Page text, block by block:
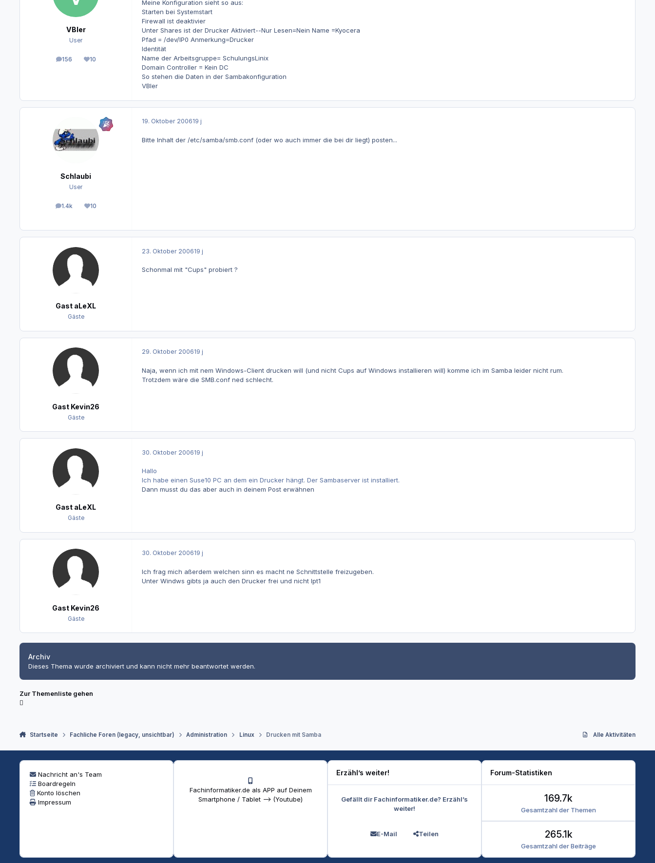
VBler
User
156
Beiträge 10
Reputation
Meine Konfiguration sieht so aus:
Starten bei Systemstart
Firewall ist deaktivier
Unter Shares ist der Drucker Aktiviert--Nur Lesen=Nein Name =Kyocera
Pfad = /dev/lP0 Anmerkung=Drucker
Identität
Name der Arbeitsgruppe= SchulungsLinix
Domain Controller = Kein DC
So stehen die Daten in der Sambakonfiguration
VBler
Schlaubi
User
1.4k
Beiträge 10
Reputation
19. Oktober 200619 j
Bitte Inhalt der /etc/samba/smb.conf (oder wo auch immer die bei dir liegt) posten...
Gast aLeXL
Gäste
23. Oktober 200619 j
Schonmal mit "Cups" probiert ?
Gast Kevin26
Gäste
29. Oktober 200619 j
Naja, wenn ich mit nem Windows-Client drucken will (und nicht Cups auf Windows installieren will) komme ich im Samba leider nicht rum.
Trotzdem wäre die SMB.conf ned schlecht.
Gast aLeXL
Gäste
30. Oktober 200619 j
Hallo
Ich habe einen Suse10 PC an dem ein Drucker hängt. Der Sambaserver ist installiert.
Dann musst du das aber auch in deinem Post erwähnen
Gast Kevin26
Gäste
30. Oktober 200619 j
Ich frag mich aßerdem welchen sinn es macht ne Schnittstelle freizugeben.
Unter Windws gibts ja auch den Drucker frei und nicht lpt1
Archiv
Dieses Thema wurde archiviert und kann nicht mehr beantwortet werden.
Zur Themenliste gehen
Startseite Fachliche Foren (legacy, unsichtbar) Administration Linux Drucken mit Samba Alle Aktivitäten
Nachricht an's Team
Boardregeln
Konto löschen
Impressum
Fachinformatiker.de als APP auf Deinem
Smartphone / Tablet --> (Youtube)
Erzähl’s weiter!
Gefällt dir Fachinformatiker.de? Erzähl’s
weiter!
E-Mail Teilen
Forum-Statistiken
Gesamtzahl der Themen
169.7k
Gesamtzahl der Beiträge
265.1k